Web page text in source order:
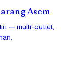
Asem
— multi-outlet,